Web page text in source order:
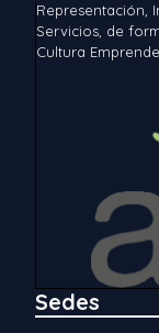
Representación,
Servicios, de
Cultura
Sedes